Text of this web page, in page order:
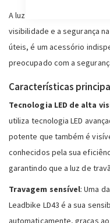
A luz de travão Leadbike
visibilidade e a segurança
úteis, é um acessório
preocupado com a
Características
Tecnologia LED de alta
utiliza tecnologia LED
potente que também é
conhecidos pela sua
garantindo que a luz de
Travagem sensível: Uma
Leadbike LD43 é a sua
automaticamente, graças